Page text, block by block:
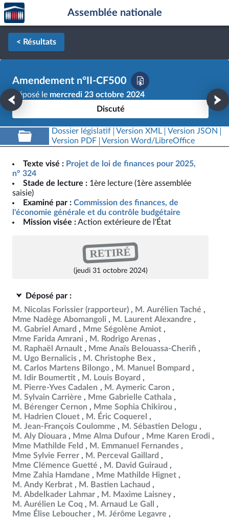
Aller au contenu
Aller en bas de la page
Accèder
à la
page
d'accueil
Assemblée nationale
< Résultats
Amendement n°II-CF500
Déposé le mercredi 23 octobre 2024
Discuté
Dossier législatif Version XML
Version JSON
Version PDF
Version Word/LibreOffice
Texte visé : Projet de loi de finances pour 2025,
n° 324
Stade de lecture : 1ère lecture (1ère assemblée
saisie)
Examiné par : Commission des finances, de
l'économie générale et du contrôle budgétaire
Mission visée :Action extérieure de l'État
RETIRÉ
(jeudi 31 octobre 2024)
Déposé par :
M. Nicolas Forissier (rapporteur)
M. Aurélien Taché
Mme Nadège Abomangoli
M. Laurent Alexandre
M. Gabriel Amard
Mme Ségolène Amiot
Mme Farida Amrani
M. Rodrigo Arenas
M. Raphaël Arnault
Mme Anaïs Belouassa-Cherifi
M. Ugo Bernalicis
M. Christophe Bex
M. Carlos Martens Bilongo
M. Manuel Bompard
M. Idir Boumertit
M. Louis Boyard
M. Pierre-Yves Cadalen
M. Aymeric Caron
M. Sylvain Carrière
Mme Gabrielle Cathala
M. Bérenger Cernon
Mme Sophia Chikirou
M. Hadrien Clouet
M. Éric Coquerel
M. Jean-François Coulomme
M. Sébastien Delogu
M. Aly Diouara
Mme Alma Dufour
Mme Karen Erodi
Mme Mathilde Feld
M. Emmanuel Fernandes
Mme Sylvie Ferrer
M. Perceval Gaillard
Mme Clémence Guetté
M. David Guiraud
Mme Zahia Hamdane
Mme Mathilde Hignet
M. Andy Kerbrat
M. Bastien Lachaud
M. Abdelkader Lahmar
M. Maxime Laisney
M. Aurélien Le Coq
M. Arnaud Le Gall
Mme Élise Leboucher
M. Jérôme Legavre